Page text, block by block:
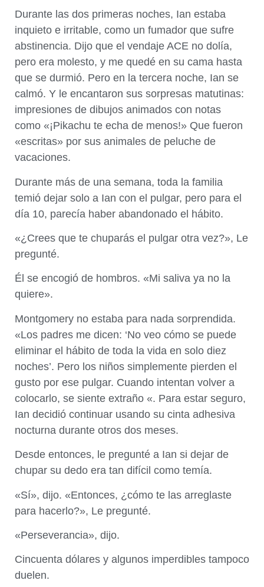
Durante las dos primeras noches, Ian estaba
inquieto e irritable, como un fumador que sufre
abstinencia. Dijo que el vendaje ACE no dolía,
pero era molesto, y me quedé en su cama hasta
que se durmió. Pero en la tercera noche, Ian se
calmó. Y le encantaron sus sorpresas matutinas:
impresiones de dibujos animados con notas
como «¡Pikachu te echa de menos!» Que fueron
«escritas» por sus animales de peluche de
vacaciones.
Durante más de una semana, toda la familia
temió dejar solo a Ian con el pulgar, pero para el
día 10, parecía haber abandonado el hábito.
«¿Crees que te chuparás el pulgar otra vez?», Le
pregunté.
Él se encogió de hombros. «Mi saliva ya no la
quiere».
Montgomery no estaba para nada sorprendida.
«Los padres me dicen: ‘No veo cómo se puede
eliminar el hábito de toda la vida en solo diez
noches’. Pero los niños simplemente pierden el
gusto por ese pulgar. Cuando intentan volver a
colocarlo, se siente extraño «. Para estar seguro,
Ian decidió continuar usando su cinta adhesiva
nocturna durante otros dos meses.
Desde entonces, le pregunté a Ian si dejar de
chupar su dedo era tan difícil como temía.
«Sí», dijo. «Entonces, ¿cómo te las arreglaste
para hacerlo?», Le pregunté.
«Perseverancia», dijo.
Cincuenta dólares y algunos imperdibles tampoco
duelen.